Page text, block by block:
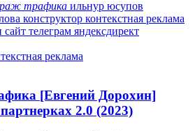
трафика ильнур юсупов
конструктор контекстная реклама
сайт телеграм яндексдирект
реклама
[Евгений Дорохин]
2.0 (2023)